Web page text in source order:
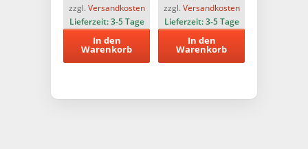
zzgl. Versandkosten
Lieferzeit:3-5 Tage
In den
Warenkorb
zzgl. Versandkosten
Lieferzeit:3-5 Tage
In den
Warenkorb